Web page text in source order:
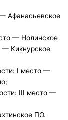
Афанасьевское
— Нолинское
— Кикнурское
I место —
III место —
ПО.